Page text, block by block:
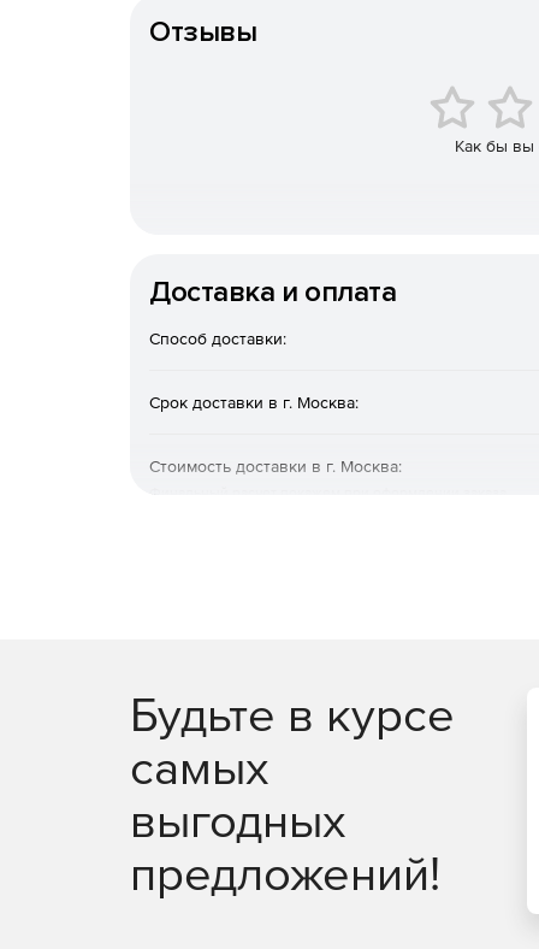
Отзывы
Как бы вы
Доставка и оплата
Способ доставки:
Срок доставки в г. Москва:
Стоимость доставки в г. Москва:
Будьте в курсе
самых
выгодных
предложений!